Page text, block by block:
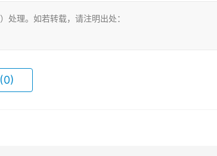
）处理。如若转载，请注明出处：
(0)